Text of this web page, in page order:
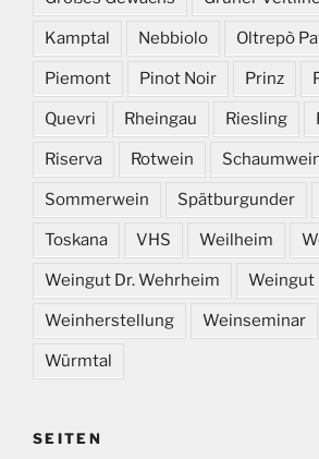
Kamptal Nebbiolo Oltrepò
Piemont Pinot Noir Prinz
Quevri Rheingau Riesling
Riserva Rotwein
Sommerwein Spätburgunder
Toskana VHS Weilheim
Weingut Dr. Wehrheim Weingut
Weinherstellung Weinseminar
Würmtal
SEITEN